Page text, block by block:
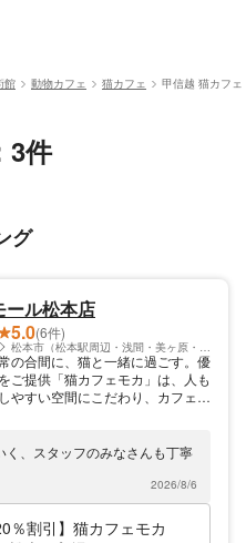
館 動物カフェ 猫カフェ 甲信越 猫カフェ
3件
グ
ル松本店
5.0(6件)
松本市（松本駅周辺・浅間・美ヶ原・塩尻）
の合間に、猫と一緒に過ごす。優
ご提供「猫カフェモカ」は、人も
やすい空間にこだわり、カフェの
る空間です。多数のメディアでも
体感できますよ。全国20店舗以上
すので、お近くの店舗へお気軽に
ください。
、スタッフのみなさんも丁寧
2026/8/6
％割引】猫カフェモカ